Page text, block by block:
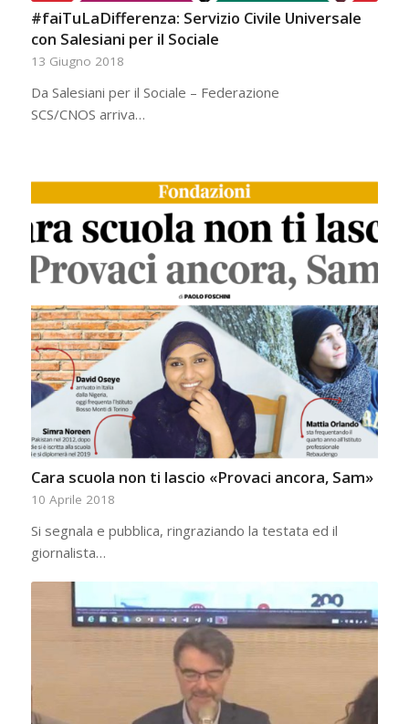
#faiTuLaDifferenza: Servizio Civile Universale
con Salesiani per il Sociale
13 Giugno 2018
Da Salesiani per il Sociale – Federazione
SCS/CNOS arriva…
Cara scuola non ti lascio «Provaci ancora, Sam»
10 Aprile 2018
Si segnala e pubblica, ringraziando la testata ed il
giornalista…